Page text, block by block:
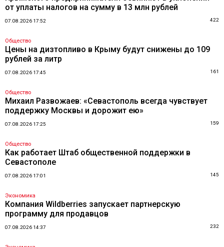
от уплаты налогов на сумму в 13 млн рублей
07.08.2026 17:52 422
Общество
Цены на дизтопливо в Крыму будут снижены до 109
рублей за литр
07.08.2026 17:45 161
Общество
Михаил Развожаев: «Севастополь всегда чувствует
поддержку Москвы и дорожит ею»
07.08.2026 17:25 159
Общество
Как работает Штаб общественной поддержки в
Севастополе
07.08.2026 17:01 145
Экономика
Компания Wildberries запускает партнерскую
программу для продавцов
07.08.2026 14:37 232